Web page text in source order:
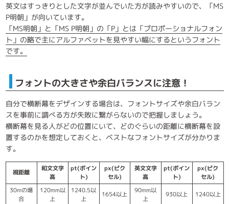
英文はすっきりとした文字が並んでいた方が読みやすいので、「MS
P明朝」が向いています。
「MS明朝」と「MS P明朝」の「P」とは「プロポーショナルフォン
ト」の略で主にアルファベットを見やすい幅にするというフォント
です。
フォントの大きさや余白バランスに注意！
自分で横断幕をデザインする場合は、フォントサイズや余白バラン
スを事前に調べる方が失敗に繋がらないので把握しましょう。
横断幕を見る人がどの位置にいて、どのぐらいの距離に横断幕を設
置するのかを想定しておくと、ベストなフォントサイズが分かりま
す。
視距離
和文文字
高
pt(ポイン
ト)
px(ピク
セル)
英文文字
高
pt(ポイン
ト)
px(ピク
セル)
30mの場
合
120mm以
上
1240.5以
上
1654以上
90mm以
上
930以上 1240以上